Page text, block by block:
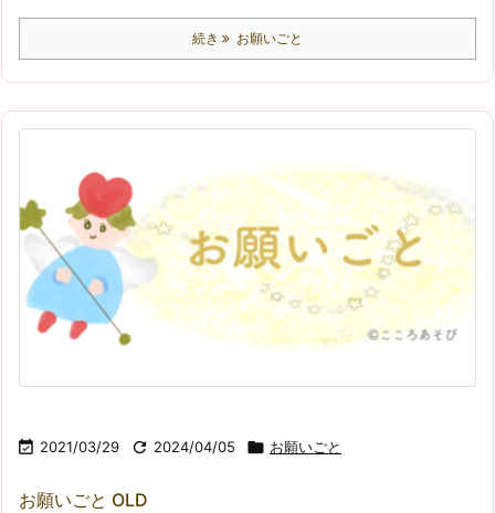
続き お願いごと
 2021/03/29  2024/04/05  お願いごと
お願いごと OLD